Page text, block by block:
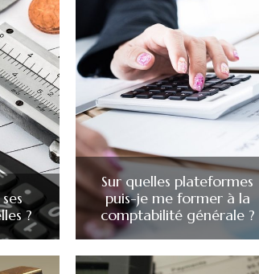
?
Sur quelles plateformes
puis-je me former à la
comptabilité générale ?